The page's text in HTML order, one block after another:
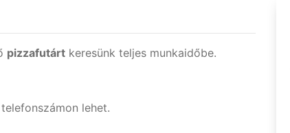
pizzafutárt keresünk teljes munkaidőbe.
lehet.